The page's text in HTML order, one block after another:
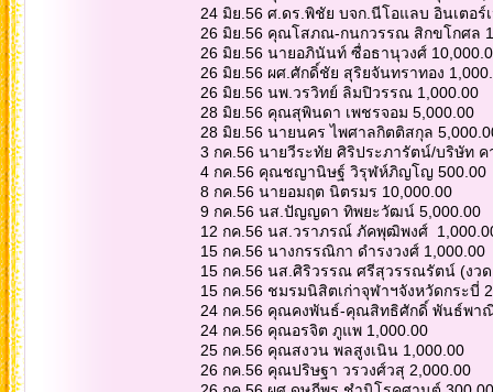
24 มิย.56 ศ.ดร.พิชัย บจก.นีโอแลบ อินเตอ
26 มิย.56 คุณโสภณ-กนกวรรณ สิกขโกศล
26 มิย.56 นายอภินันท์ ซื่อธานุวงศ์
26 มิย.56 ผศ.ศักดิ์ชัย สุริยจันทราทอง
26 มิย.56 นพ.วรวิทย์ ลิมปิวรรณ 1,000.00
28 มิย.56 คุณสุพินดา เพชรจอม 5,000.00
28 มิย.56 นายนคร ไพศาลกิตติสกุล
3 กค.56 นายวีระทัย ศิริประภารัตน์/บริษัท
4 กค.56 คุณชญานิษฐ์ วิรุฬห์ภิญโญ 500.00
8 กค.56 นายอมฤต นิตรมร 10,000.00
9 กค.56 นส.ปัญญดา ทิพยะวัฒน์ 5,000.00
12 กค.56 นส.วราภรณ์ ภัคพุฒิพงศ์
15 กค.56 นางกรรณิกา ดำรงวงศ์ 1,000.00
15 กค.56 นส.ศิริวรรณ ศรีสุวรรณรัตน์ (งว
15 กค.56 ชมรมนิสิตเก่าจุฬาฯจังหวัดกระบี่
24 กค.56 คุณคงพันธ์-คุณสิทธิศักดิ์ พันธ์พา
24 กค.56 คุณอรจิต ภูแพ 1,000.00
25 กค.56 คุณสงวน พลสูงเนิน 1,000.00
26 กค.56 คุณปริษฐา วรวงศ์วสุ 2,000.00